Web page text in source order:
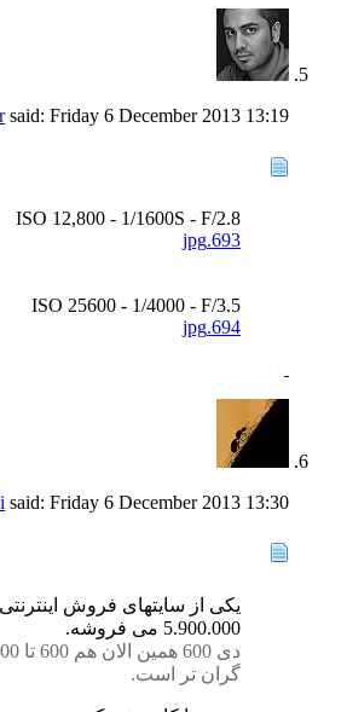
said: Friday 6 December 2013 13:19
ISO 12,800 - 1/1600S - F/2.8
693.jpg
ISO 25600 - 1/4000 - F/3.5
694.jpg
said: Friday 6 December 2013 13:30
یکی از سایتهای فروش
5.900.000 می فروشه.
گران تر است.